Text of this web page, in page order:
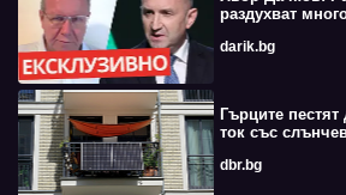
раздухват
darik.bg
Гърците пестят
ток със
dbr.bg